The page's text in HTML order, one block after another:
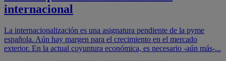
internacional
La internacionalización es una asignatura pendiente de la pyme
española. Aún hay margen para el crecimiento en el mercado
exterior. En la actual coyuntura económica, es necesario -aún más-...